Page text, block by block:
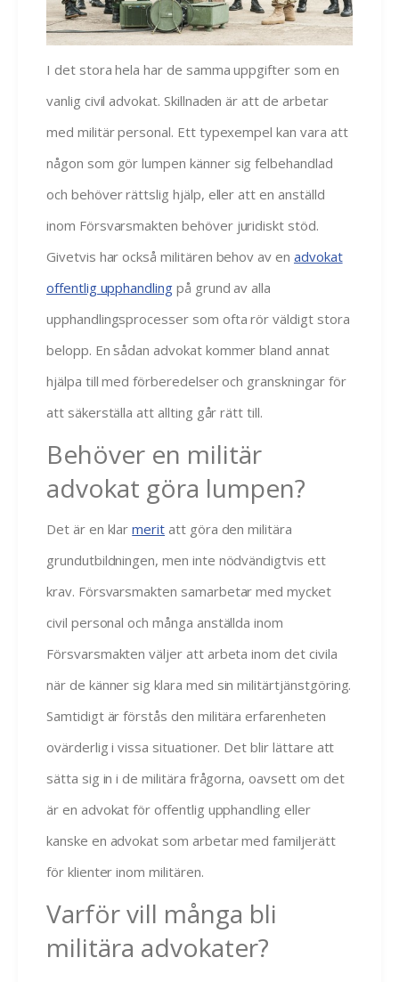
I det stora hela har de samma uppgifter som en
vanlig civil advokat. Skillnaden är att de arbetar
med militär personal. Ett typexempel kan vara att
någon som gör lumpen känner sig felbehandlad
och behöver rättslig hjälp, eller att en anställd
inom Försvarsmakten behöver juridiskt stöd.
Givetvis har också militären behov av en advokat
offentlig upphandlingpå grund av alla
upphandlingsprocesser som ofta rör väldigt stora
belopp. En sådan advokat kommer bland annat
hjälpa till med förberedelser och granskningar för
att säkerställa att allting går rätt till.
Behöver en militär
advokat göra lumpen?
Det är en klarmerit att göra den militära
grundutbildningen, men inte nödvändigtvis ett
krav. Försvarsmakten samarbetar med mycket
civil personal och många anställda inom
Försvarsmakten väljer att arbeta inom det civila
när de känner sig klara med sin militärtjänstgöring.
Samtidigt är förstås den militära erfarenheten
ovärderlig i vissa situationer. Det blir lättare att
sätta sig in i de militära frågorna, oavsett om det
är en advokat för offentlig upphandling eller
kanske en advokat som arbetar med familjerätt
för klienter inom militären.
Varför vill många bli
militära advokater?